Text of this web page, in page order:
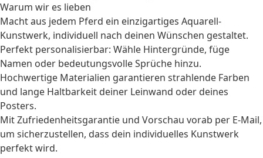
Warum wir es lieben
Macht aus jedem Pferd ein einzigartiges Aquarell-
Kunstwerk, individuell nach deinen Wünschen gestaltet.
Perfekt personalisierbar: Wähle Hintergründe, füge
Namen oder bedeutungsvolle Sprüche hinzu.
Hochwertige Materialien garantieren strahlende Farben
und lange Haltbarkeit deiner Leinwand oder deines
Posters.
Mit Zufriedenheitsgarantie und Vorschau vorab per E-Mail,
um sicherzustellen, dass dein individuelles Kunstwerk
perfekt wird.